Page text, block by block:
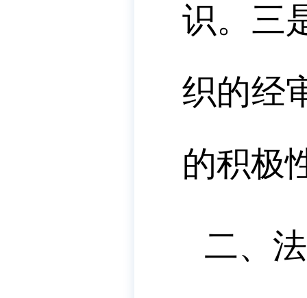
识。 三
织的经
的积极
二、